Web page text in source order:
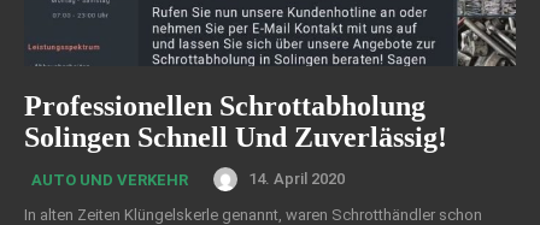
Professionellen Schrottabholung
Solingen Schnell Und Zuverlässig!
AUTO UND VERKEHR
14. April 2020
In alten Zeiten Klüngelskerle genannt, waren Schrotthändler schon